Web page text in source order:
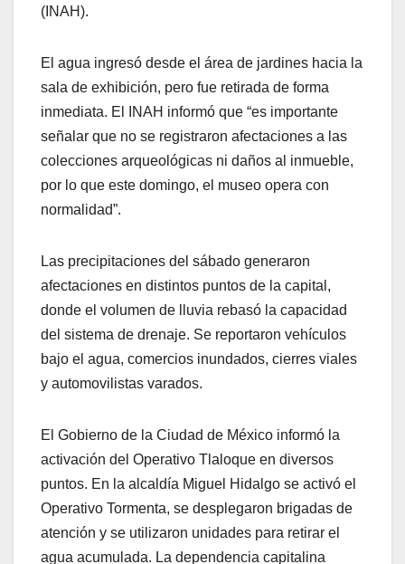
(INAH).
El agua ingresó desde el área de jardines hacia la
sala de exhibición, pero fue retirada de forma
inmediata. El INAH informó que “es importante
señalar que no se registraron afectaciones a las
colecciones arqueológicas ni daños al inmueble,
por lo que este domingo, el museo opera con
normalidad”.
Las precipitaciones del sábado generaron
afectaciones en distintos puntos de la capital,
donde el volumen de lluvia rebasó la capacidad
del sistema de drenaje. Se reportaron vehículos
bajo el agua, comercios inundados, cierres viales
y automovilistas varados.
El Gobierno de la Ciudad de México informó la
activación del Operativo Tlaloque en diversos
puntos. En la alcaldía Miguel Hidalgo se activó el
Operativo Tormenta, se desplegaron brigadas de
atención y se utilizaron unidades para retirar el
agua acumulada. La dependencia capitalina